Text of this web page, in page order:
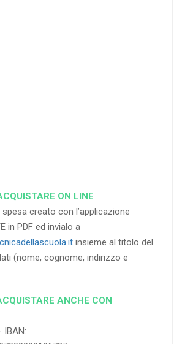
ON LINE
creato con l’applicazione
in PDF ed invialo a
insieme al titolo del
(nome, cognome, indirizzo e
ANCHE CON
IBAN: